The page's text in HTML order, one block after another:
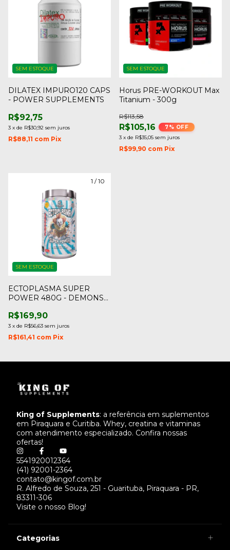
SEM ESTOQUE
DILATEX IMPURO120 CAPS
- POWER SUPPLEMENTS
R$92,75
3 x de R$30,92 sem juros
R$88,11 com Pix
SEM ESTOQUE
Horus PRE-WORKOUT Max
Titanium - 300g
R$105,16
R$113,58
7% OFF
3 x de R$35,05 sem juros
R$99,90 com Pix
1 /10
SEM ESTOQUE
ECTOPLASMA SUPER
POWER 480G - DEMONS
R$169,90
3 x de R$56,63 sem juros
R$161,41 com Pix
King of Supplements: a referência em suplementos
em Piraquara e Curitiba. Whey, creatina e vitaminas
com atendimento especializado. Confira nossas
ofertas!
5541920012364
(41) 92001-2364
contato@kingof.com.br
R. Alfredo de Souza, 251 - Guarituba, Piraquara - PR,
83311-306
Visite o nosso Blog!
Categorias